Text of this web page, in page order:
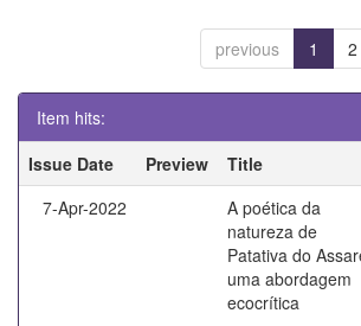
previous 1 2
Item hits:
Issue Date
Preview Title
7-Apr-2022
A poética da
natureza de
Patativa do
uma abordagem
ecocrítica